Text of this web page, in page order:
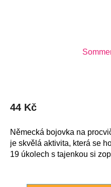
44 Kč
Německá bojovka na
je skvělá aktivita, která se
19 úkolech s tajenkou si